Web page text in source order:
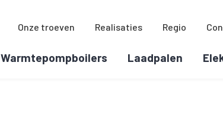
Onze troeven Realisaties Regio
Warmtepompboilers Laadpalen